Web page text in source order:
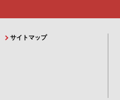
サイトマップ